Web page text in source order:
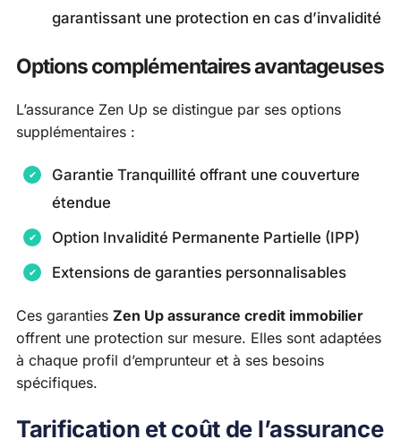
garantissant une protection en cas d’invalidité
Options complémentaires avantageuses
L’assurance Zen Up se distingue par ses options
supplémentaires :
Garantie Tranquillité offrant une couverture
étendue
Option Invalidité Permanente Partielle (IPP)
Extensions de garanties personnalisables
Ces garanties Zen Up assurance credit immobilier
offrent une protection sur mesure. Elles sont adaptées
à chaque profil d’emprunteur et à ses besoins
spécifiques.
Tarification et coût de l’assurance